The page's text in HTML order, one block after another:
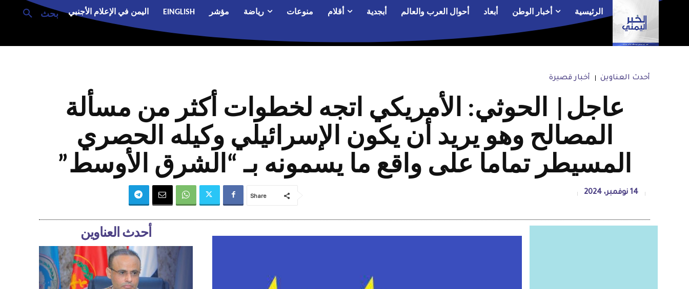
بحث الرئيسية أخبار الوطن أبعاد أحوال العرب والعالم أبجدية أقلام منوعات رياضة مؤشر EINGLISH اليمن في الإعلام الأجنبي
أحدث العناوين أخبار قصيرة
عاجل| الحوثي: الأمريكي اتجه لخطوات أكثر من مسألة
المصالح وهو يريد أن يكون الإسرائيلي وكيله الحصري
المسيطر تماما على واقع ما يسمونه بـ “الشرق الأوسط”
14 نوفمبر، 2024 Share
أحدث العناوين